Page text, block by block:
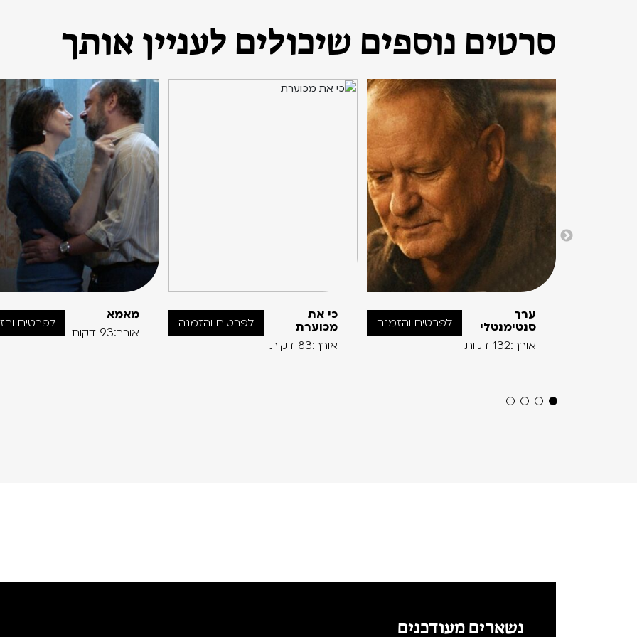
סרטים נוספים שיכולים לעניין אותך
ערך
סנטימנטלי
אורך:132 דקות
לפרטים והזמנה
כי את
מכוערת
אורך:83 דקות
לפרטים והזמנה
מאמא
אורך:93 דקות
לפרטים
נשארים מעודכנים